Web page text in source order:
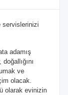
servislerinizi
adamış
ve
olacak.
olarak evinizin